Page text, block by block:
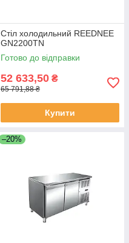
Стіл холодильний REEDNEE
GN2200TN
Готово до відправки
52 633,50 ₴
65 791,88 ₴
Купити
–20%